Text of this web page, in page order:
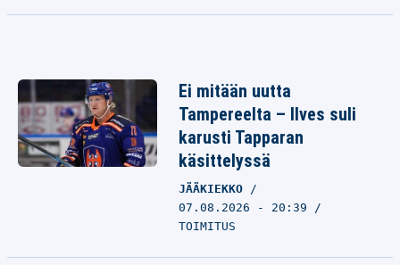
Ei mitään uutta
Tampereelta – Ilves suli
karusti Tapparan
käsittelyssä
JÄÄKIEKKO
07.08.2026 - 20:39
TOIMITUS